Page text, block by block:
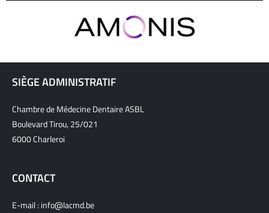
SIÈGE ADMINISTRATIF
Chambre de Médecine Dentaire ASBL
Boulevard Tirou, 25/021
6000 Charleroi
CONTACT
E-mail : info@lacmd.be